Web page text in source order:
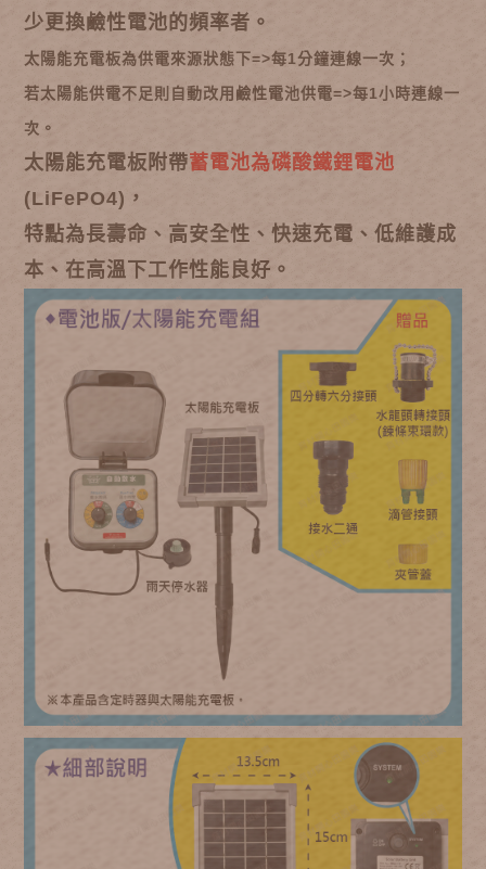
少更換鹼性電池的頻率者。
太陽能充電板為供電來源狀態下=>每1分鐘連線一次；
若太陽能供電不足則自動改用鹼性電池供電=>每1小時連線一
次。
太陽能充電板附帶蓄電池為磷酸鐵鋰電池
(LiFePO4)，
特點為長壽命、高安全性、快速充電、低維護成
本、在高溫下工作性能良好。